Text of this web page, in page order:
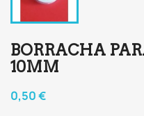
BORRACHA
10MM
0,50 €